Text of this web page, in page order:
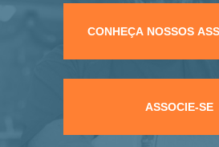
CONHEÇA NOSSOS
ASSOCIE-SE